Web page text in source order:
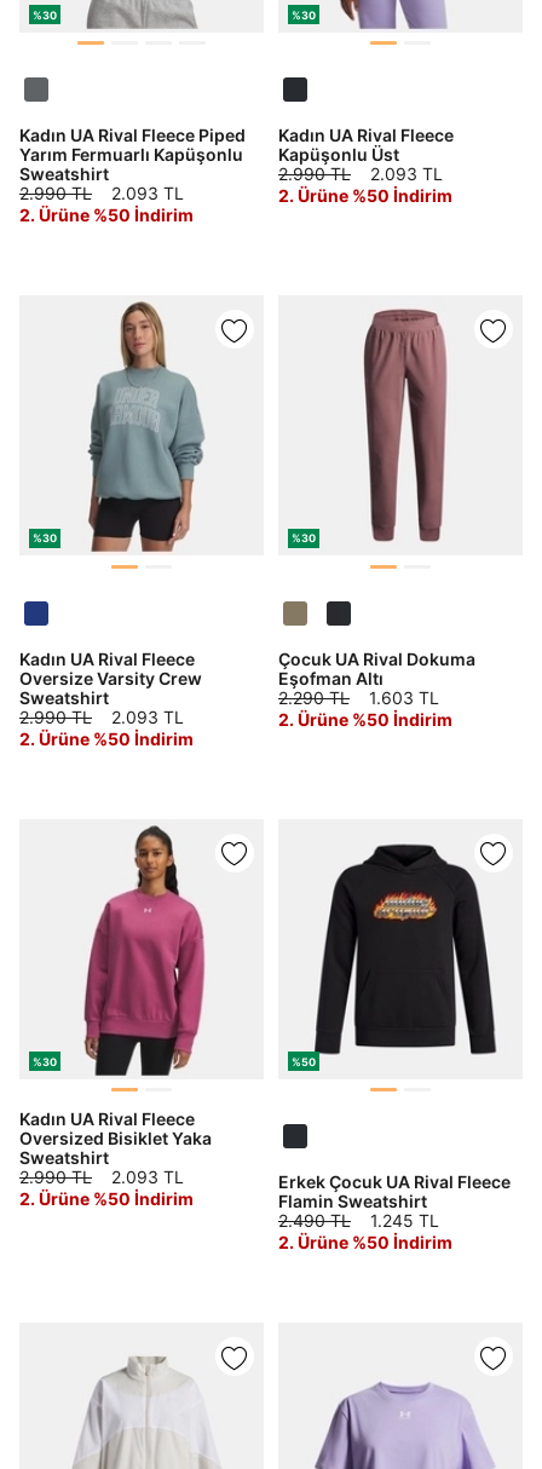
DOĞRU UNDER
Hangi bölgede alışveriş yapmak istersin?
Birleşik Krallık Türkiye
Tümünü Gör
%30
Kadın UA Rival Fleece Piped
Yarım Fermuarlı Kapüşonlu
Sweatshirt
2.990 TL
2.093 TL
2. Ürüne %50 İndirim
%30
Kadın UA Rival Fleece
Kapüşonlu Üst
2.990 TL
2.093 TL
2. Ürüne %50 İndirim
%30
Kadın UA Rival Fleece
Oversize Varsity Crew
Sweatshirt
2.990 TL
2.093 TL
2. Ürüne %50 İndirim
%30
Çocuk UA Rival Dokuma
Eşofman Altı
2.290 TL
1.603 TL
2. Ürüne %50 İndirim
%30
Kadın UA Rival Fleece
Oversized Bisiklet Yaka
Sweatshirt
2.990 TL
2.093 TL
2. Ürüne %50 İndirim
%50
Erkek Çocuk UA Rival Fleece
Flamin Sweatshirt
2.490 TL
1.245 TL
2. Ürüne %50 İndirim